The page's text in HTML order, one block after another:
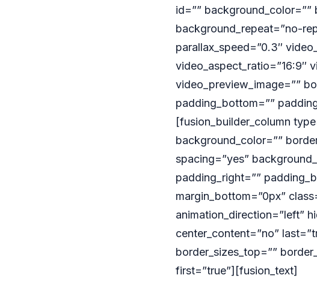
id=””
background_repeat=”no-
parallax_speed=”0.3″
video_aspect_ratio=”16:9″
video_preview_image=””
padding_bottom=””
[fusion_builder_column
background_color=””
spacing=”yes”
padding_right=””
margin_bottom=”0px”
animation_direction=”left”
center_content=”no”
border_sizes_top=””
first=”true”][fusion_text]